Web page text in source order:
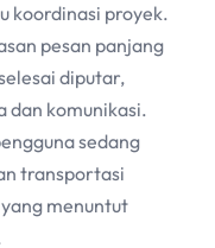
koordinasi proyek.
pesan panjang
diputar,
dan komunikasi.
sedang
transportasi
menuntut